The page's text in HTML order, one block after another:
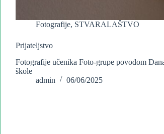
Fotografije, STVARALAŠTVO
Prijateljstvo
Fotografije učenika Foto-grupe povodom
škole
admin
06/06/2025